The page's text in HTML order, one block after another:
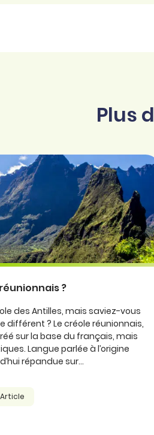
Plus
?
des Antilles, mais saviez-vous
différent ? Le créole réunionnais,
sur la base du français, mais
Langue parlée à l’origine
répandue sur...
Article